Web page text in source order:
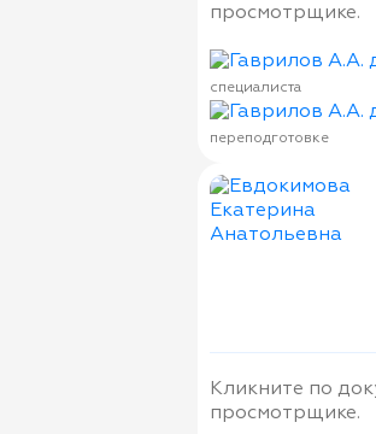
просмотрщике.
специалиста
переподготовке
Кликните по
просмотрщике.